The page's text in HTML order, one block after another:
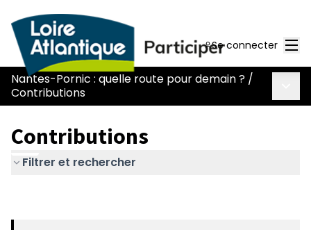
Se connecter
Nantes-Pornic : quelle route pour demain ? /
Contributions
Contributions
Filtrer et rechercher